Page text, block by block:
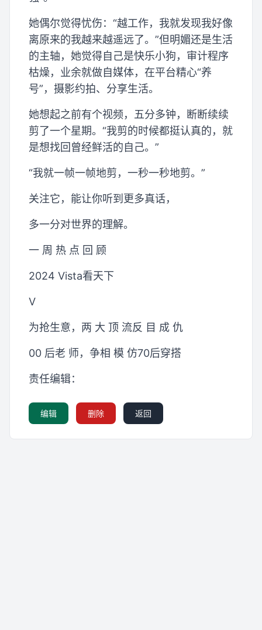
她偶尔觉得忧伤：“越工作，我就发现我好像
离原来的我越来越遥远了。”但明媚还是生活
的主轴，她觉得自己是快乐小狗，审计程序
枯燥，业余就做自媒体，在平台精心“养
号”，摄影约拍、分享生活。
她想起之前有个视频，五分多钟，断断续续
剪了一个星期。“我剪的时候都挺认真的，就
是想找回曾经鲜活的自己。”
“我就一帧一帧地剪，一秒一秒地剪。”
关注它，能让你听到更多真话，
多一分对世界的理解。
一 周 热 点 回 顾
2024 Vista看天下
V
为抢生意，两 大 顶 流反 目 成 仇
00 后老 师，争相 模 仿70后穿搭
责任编辑：
编辑 删除 返回